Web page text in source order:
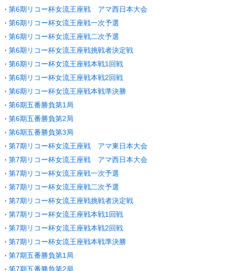
第6期リコー杯女流王座戦 アマ西日本大会
第6期リコー杯女流王座戦一次予選
第6期リコー杯女流王座戦二次予選
第6期リコー杯女流王座戦挑戦者決定戦
第6期リコー杯女流王座戦本戦1回戦
第6期リコー杯女流王座戦本戦2回戦
第6期リコー杯女流王座戦本戦準決勝
第6期五番勝負第1局
第6期五番勝負第2局
第6期五番勝負第3局
第7期リコー杯女流王座戦 アマ東日本大会
第7期リコー杯女流王座戦 アマ西日本大会
第7期リコー杯女流王座戦一次予選
第7期リコー杯女流王座戦二次予選
第7期リコー杯女流王座戦挑戦者決定戦
第7期リコー杯女流王座戦本戦1回戦
第7期リコー杯女流王座戦本戦2回戦
第7期リコー杯女流王座戦本戦準決勝
第7期五番勝負第1局
第7期五番勝負第2局